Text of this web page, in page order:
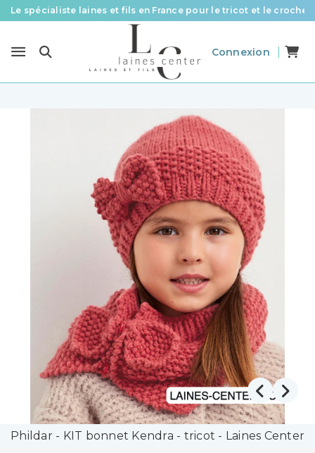
Le spécialiste laines et fils en France pour le tricot et le crochet
Livraison offerte à partir de 58 € d’achat
Connexion
Phildar - KIT bonnet Kendra - tricot - Laines Center